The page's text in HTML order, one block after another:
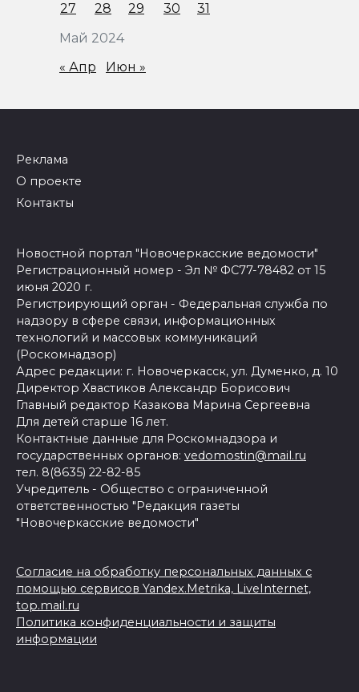
Май 2024
27
28 29 30 31
« Апр Июн »
Реклама
О проекте
Контакты
Новостной портал "Новочеркасские ведомости"
Регистрационный номер - Эл № ФС77-78482 от 15
июня 2020 г.
Регистрирующий орган - Федеральная служба по
надзору в сфере связи, информационных
технологий и массовых коммуникаций
(Роскомнадзор)
Адрес редакции: г. Новочеркасск, ул. Думенко, д. 10
Директор Хвастиков Александр Борисович
Главный редактор Казакова Марина Сергеевна
Для детей старше 16 лет.
Контактные данные для Роскомнадзора и
государственных органов: vedomostin@mail.ru
тел. 8(8635) 22-82-85
Учредитель - Общество с ограниченной
ответственностью "Редакция газеты
"Новочеркасские ведомости"
Согласие на обработку персональных данных с
помощью сервисов Yandex.Metrika, LiveInternet,
top.mail.ru
Политика конфиденциальности и защиты
информации